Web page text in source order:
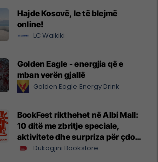
Hajde Kosovë, le të blejmë
online!
LC Waikiki
Golden Eagle - energjia që e
mban verën gjallë
Golden Eagle Energy Drink
BookFest rikthehet në Albi Mall:
10 ditë me zbritje speciale,
aktivitete dhe surpriza për çdo
lexuesDukagjini Bookstore